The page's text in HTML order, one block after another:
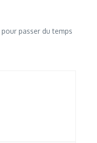
passer du temps